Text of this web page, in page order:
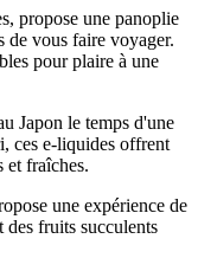
propose une panoplie
de vous faire voyager.
pour plaire à une
Japon le temps d'une
ces e-liquides offrent
et fraîches.
une expérience de
des fruits succulents